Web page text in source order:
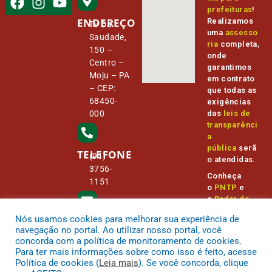
ENDEREÇO
Tv Da
Saudade,
150 –
Centro –
Moju – PA
– CEP:
68450-
000
TELEFONE
(91)
3756-
1151
E-MAIL
camara@
cmmoju.p
a.gov.br
prefeituras!
Realizamos
uma assesso
ria completa,
onde
garantimos
em contrato
que todas as
exigências
das leis de
transparênci
a
pública serã
o atendidas.
Conheça
o PNTP e
oRadar da
ia Pública
Nós usamos cookies para melhorar sua experiência de
navegação no portal. Ao utilizar nosso portal, você
concorda com a política de monitoramento de cookies.
Para ter mais informações sobre como isso é feito, acesse
Política de cookies (Leia mais). Se você concorda, clique